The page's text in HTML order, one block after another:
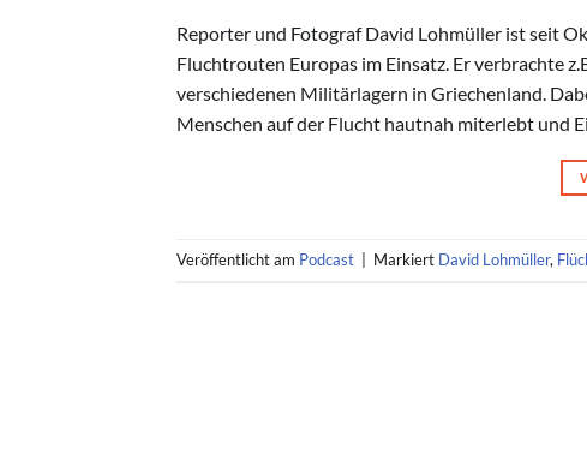
Reporter und Fotograf David Lohmüller ist seit
Fluchtrouten Europas im Einsatz. Er verbrachte
verschiedenen Militärlagern in Griechenland.
Menschen auf der Flucht hautnah miterlebt und
Veröffentlicht am Podcast Markiert David Lohmüller,